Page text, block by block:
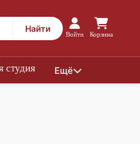
Найти
Войти Корзина
студия Ещё